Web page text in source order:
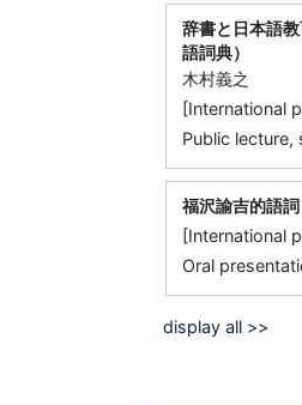
辞書と日本語
語詞典）
木村義之
[International
Public lecture,
福沢諭吉的語詞
[International
Oral
display all >>